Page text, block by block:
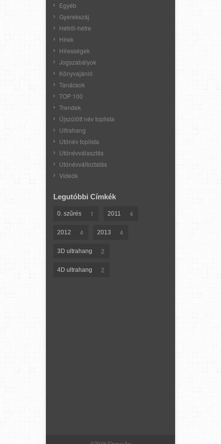
Egyéb
Gyerekszáj
Hétről-hétre
Hírek
Hírességek
Jogszabályok
Könyvajánló
Tanácsok
TOP 100
Trendek
Újszülött név toplista
Ultrahang
Utónév toplista
Utónévválasztás
Utónévváltoztatás
Videók
Legutóbbi Címkék
0. szűrés 1 2011 4
2012 4 2013 4
3D ultrahang 2
4D ultrahang 2